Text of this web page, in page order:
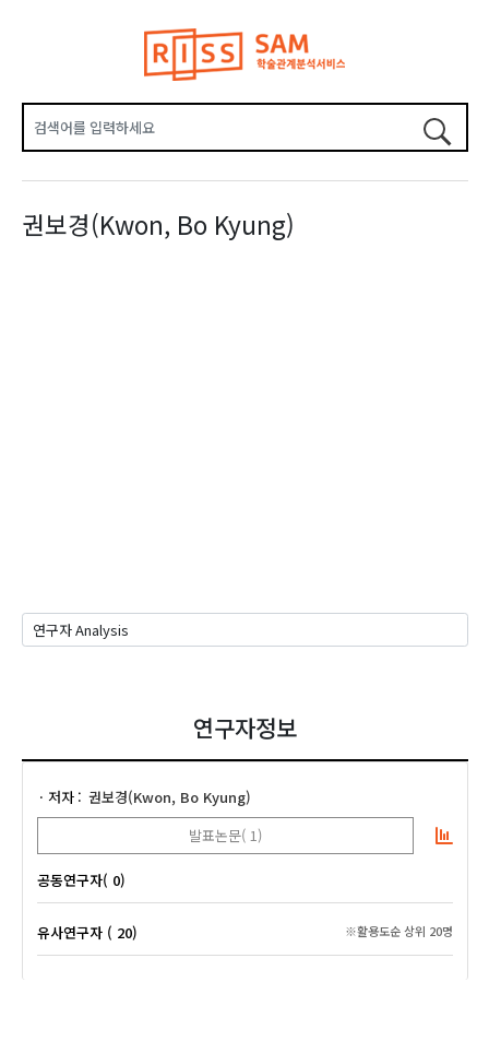
권보경(Kwon, Bo Kyung)
연구자정보
저자
권보경(Kwon, Bo Kyung)
발표논문( 1)
공동연구자( 0)
유사연구자 ( 20) ※활용도순 상위 20명